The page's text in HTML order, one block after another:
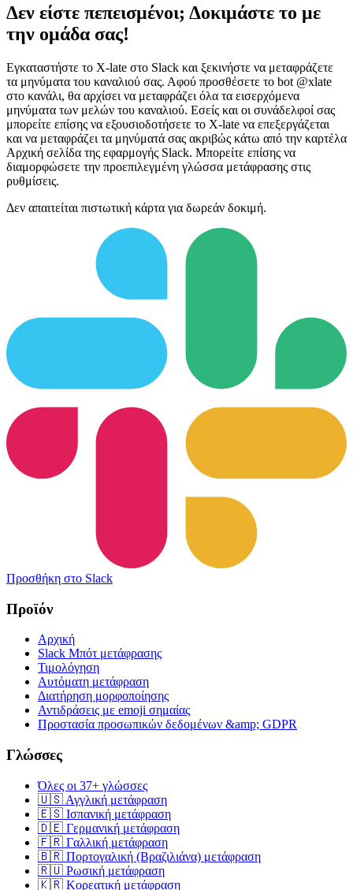
Δεν είστε πεπεισμένοι; Δοκιμάστε το με
την ομάδα σας!
Εγκαταστήστε το X-late στο Slack και ξεκινήστε να μεταφράζετε
τα μηνύματα του καναλιού σας. Αφού προσθέσετε το bot @xlate
στο κανάλι, θα αρχίσει να μεταφράζει όλα τα εισερχόμενα
μηνύματα των μελών του καναλιού. Εσείς και οι συνάδελφοί σας
μπορείτε επίσης να εξουσιοδοτήσετε το X-late να επεξεργάζεται
και να μεταφράζει τα μηνύματά σας ακριβώς κάτω από την καρτέλα
Αρχική σελίδα της εφαρμογής Slack. Μπορείτε επίσης να
διαμορφώσετε την προεπιλεγμένη γλώσσα μετάφρασης στις
ρυθμίσεις.
Δεν απαιτείται πιστωτική κάρτα για δωρεάν δοκιμή.
Προσθήκη στο Slack
Προϊόν
Αρχική
Slack Μπότ μετάφρασης
Τιμολόγηση
Αυτόματη μετάφραση
Διατήρηση μορφοποίησης
Αντιδράσεις με emoji σημαίας
Προστασία προσωπικών δεδομένων &amp; GDPR
Γλώσσες
Όλες οι 37+ γλώσσες
🇺🇸 Αγγλική μετάφραση
🇪🇸 Ισπανική μετάφραση
🇩🇪 Γερμανική μετάφραση
🇫🇷 Γαλλική μετάφραση
🇧🇷 Πορτογαλική (Βραζιλιάνα) μετάφραση
🇷🇺 Ρωσική μετάφραση
🇰🇷 Κορεατική μετάφραση